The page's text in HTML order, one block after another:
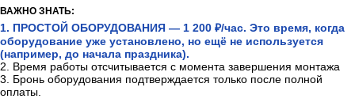
ВАЖНО ЗНАТЬ:
1. ПРОСТОЙ ОБОРУДОВАНИЯ — 1 200 ₽/час. Это время, когда
оборудование уже установлено, но ещё не используется
(например, до начала праздника).
2. Время работы отсчитывается с момента завершения монтажа
3. Бронь оборудования подтверждается только после полной
оплаты.